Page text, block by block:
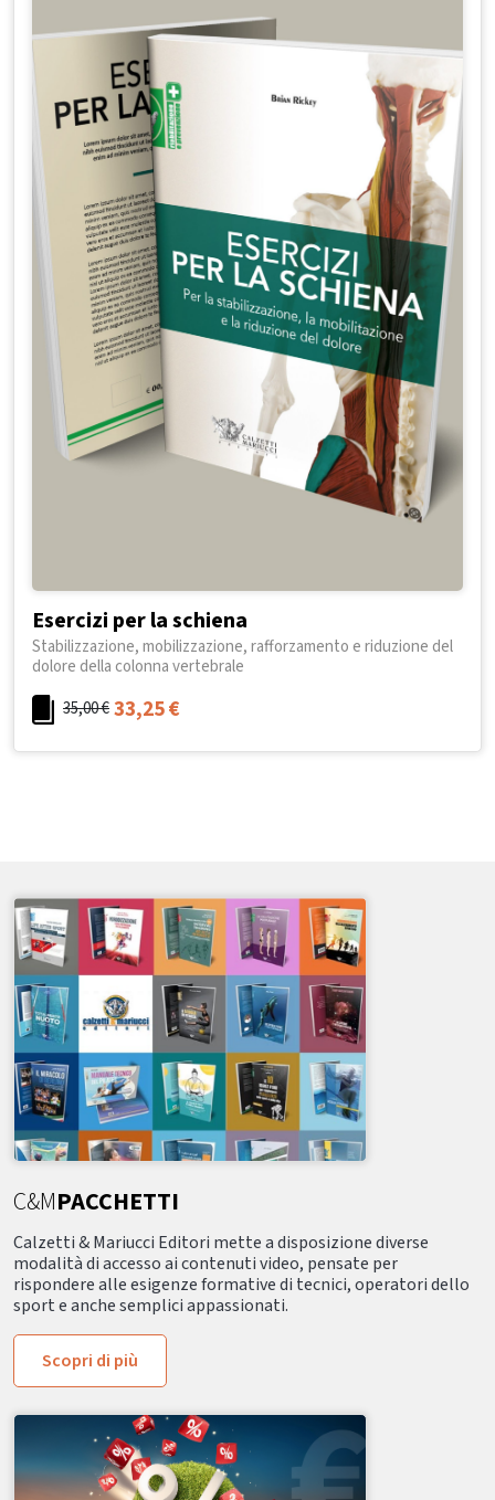
Esercizi per la schiena
Stabilizzazione, mobilizzazione, rafforzamento e riduzione del
dolore della colonna vertebrale
35,00€33,25€
C&MPACCHETTI
Calzetti & Mariucci Editori mette a disposizione diverse
modalità di accesso ai contenuti video, pensate per
rispondere alle esigenze formative di tecnici, operatori dello
sport e anche semplici appassionati.
Scopri di più